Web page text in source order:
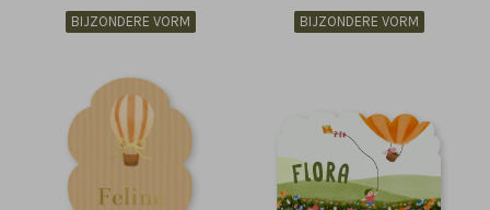
BIJZONDERE VORM BIJZONDERE VORM